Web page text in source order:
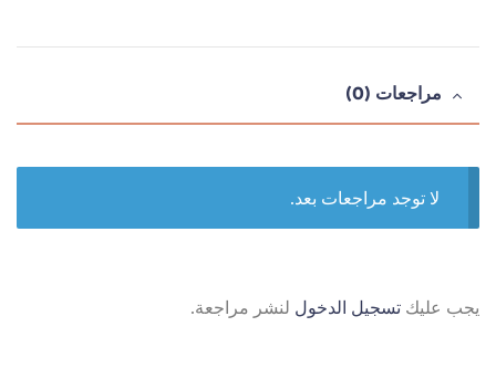
مراجعات (0)
لا توجد مراجعات بعد.
يجب عليك تسجيل الدخول لنشر مراجعة.